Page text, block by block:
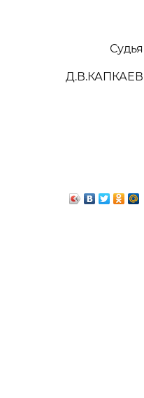
Судья
Д.В.КАПКАЕВ